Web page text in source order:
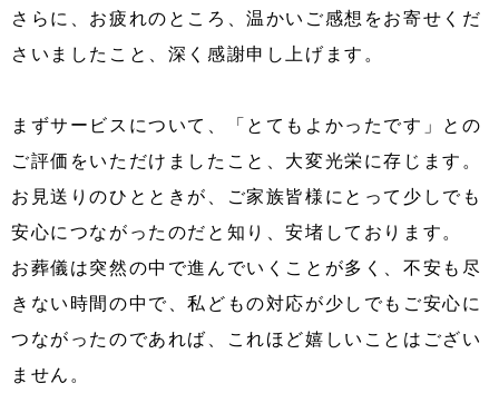
さらに、お疲れのところ、温かいご感想をお寄せくだ
さいましたこと、深く感謝申し上げます。
まずサービスについて、「とてもよかったです」との
ご評価をいただけましたこと、大変光栄に存じます。
お見送りのひとときが、ご家族皆様にとって少しでも
安心につながったのだと知り、安堵しております。
お葬儀は突然の中で進んでいくことが多く、不安も尽
きない時間の中で、私どもの対応が少しでもご安心に
つながったのであれば、これほど嬉しいことはござい
ません。